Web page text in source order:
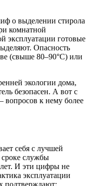
о выделении стирола
комнатной
эксплуатации готовые
Опасность
(свыше 80–90°C) или
экологии дома,
безопасен. А вот с
вопросов к нему более
себя с лучшей
службы
И эти цифры не
эксплуатации
подтверждают: